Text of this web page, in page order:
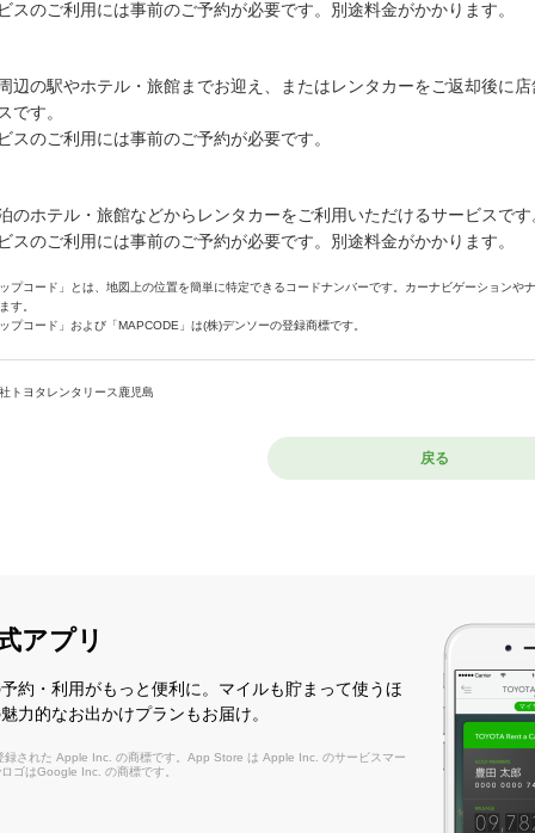
スのご利用には事前のご予約が必要です。別途料金がかかります。
辺の駅やホテル・旅館までお迎え、またはレンタカーをご返却後に
です。
スのご利用には事前のご予約が必要です。
のホテル・旅館などからレンタカーをご利用いただけるサービスです
スのご利用には事前のご予約が必要です。別途料金がかかります。
プコード」とは、地図上の位置を簡単に特定できるコードナンバーです。カーナビゲーションや
す。
プコード」および「MAPCODE」は(株)デンソーの登録商標です。
トヨタレンタリース鹿児島
戻る
アプリ
約・利用がもっと便利に。マイルも貯まって使うほ
力的なお出かけプランもお届け。
された Apple Inc. の商標です。App Store は Apple Inc. のサービスマー
ゴはGoogle Inc. の商標です。